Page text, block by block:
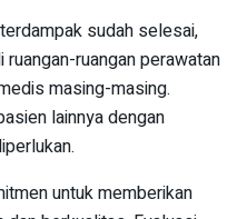
sudah selesai,
ruangan perawatan
masing-masing.
lainnya dengan
untuk memberikan